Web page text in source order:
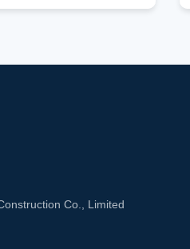
✓Vibration sensors ✓The
requirements for packaging
Co., Limited